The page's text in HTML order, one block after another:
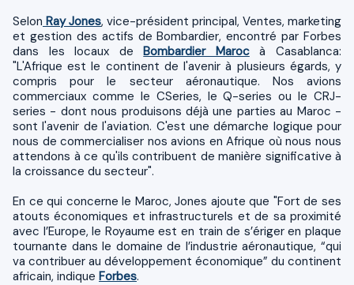
Selon Ray Jones, vice-président principal, Ventes, marketing
et gestion des actifs de Bombardier, encontré par Forbes
dans les locaux de
Bombardier Maroc
à Casablanca:
"L'Afrique est le continent de l'avenir à plusieurs égards, y
compris pour le secteur aéronautique. Nos avions
commerciaux comme le CSeries, le Q-series ou le CRJ-
series - dont nous produisons déjà une parties au Maroc -
sont l'avenir de l'aviation. C'est une démarche logique pour
nous de commercialiser nos avions en Afrique où nous nous
attendons à ce qu'ils contribuent de manière significative à
la croissance du secteur".
En ce qui concerne le Maroc, Jones ajoute que "Fort de ses
atouts économiques et infrastructurels et de sa proximité
avec l’Europe, le Royaume est en train de s’ériger en plaque
tournante dans le domaine de l’industrie aéronautique, “qui
va contribuer au développement économique” du continent
africain, indique Forbes.